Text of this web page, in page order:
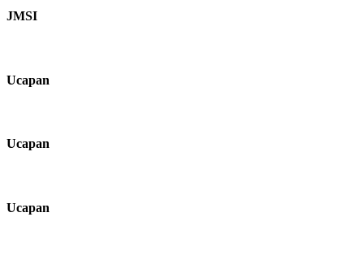
JMSI
Ucapan
Ucapan
Ucapan